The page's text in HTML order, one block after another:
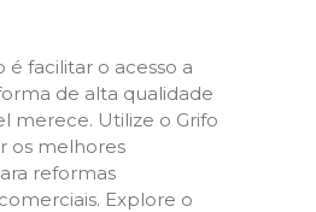
é facilitar o acesso a
de alta qualidade
merece. Utilize o Grifo
os melhores
reformas
Explore o